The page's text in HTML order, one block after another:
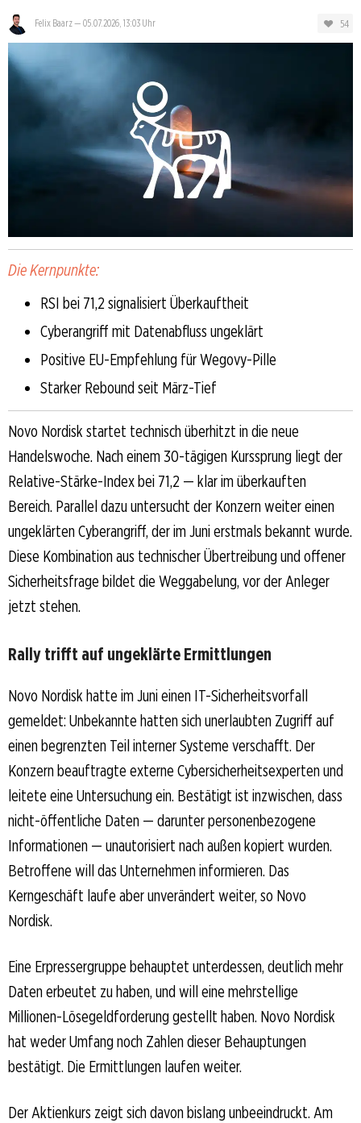
Felix Baarz— 05.07.2026, 13:03 Uhr 54
Die Kernpunkte:
RSI bei 71,2 signalisiert Überkauftheit
Cyberangriff mit Datenabfluss ungeklärt
Positive EU-Empfehlung für Wegovy-Pille
Starker Rebound seit März-Tief
Novo Nordisk startet technisch überhitzt in die neue
Handelswoche. Nach einem 30-tägigen Kurssprung liegt der
Relative-Stärke-Index bei 71,2 — klar im überkauften
Bereich. Parallel dazu untersucht der Konzern weiter einen
ungeklärten Cyberangriff, der im Juni erstmals bekannt wurde.
Diese Kombination aus technischer Übertreibung und offener
Sicherheitsfrage bildet die Weggabelung, vor der Anleger
jetzt stehen.
Rally trifft auf ungeklärte Ermittlungen
Novo Nordisk hatte im Juni einen IT-Sicherheitsvorfall
gemeldet: Unbekannte hatten sich unerlaubten Zugriff auf
einen begrenzten Teil interner Systeme verschafft. Der
Konzern beauftragte externe Cybersicherheitsexperten und
leitete eine Untersuchung ein. Bestätigt ist inzwischen, dass
nicht-öffentliche Daten — darunter personenbezogene
Informationen — unautorisiert nach außen kopiert wurden.
Betroffene will das Unternehmen informieren. Das
Kerngeschäft laufe aber unverändert weiter, so Novo
Nordisk.
Eine Erpressergruppe behauptet unterdessen, deutlich mehr
Daten erbeutet zu haben, und will eine mehrstellige
Millionen-Lösegeldforderung gestellt haben. Novo Nordisk
hat weder Umfang noch Zahlen dieser Behauptungen
bestätigt. Die Ermittlungen laufen weiter.
Der Aktienkurs zeigt sich davon bislang unbeeindruckt. Am